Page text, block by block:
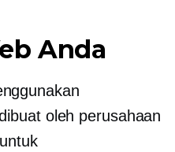
Anda
oleh perusahaan